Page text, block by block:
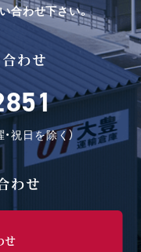
合わせ下さい。
わせ
祝日を除く）
わせ
せ